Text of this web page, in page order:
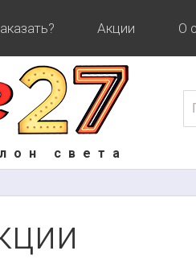
Акции О
света